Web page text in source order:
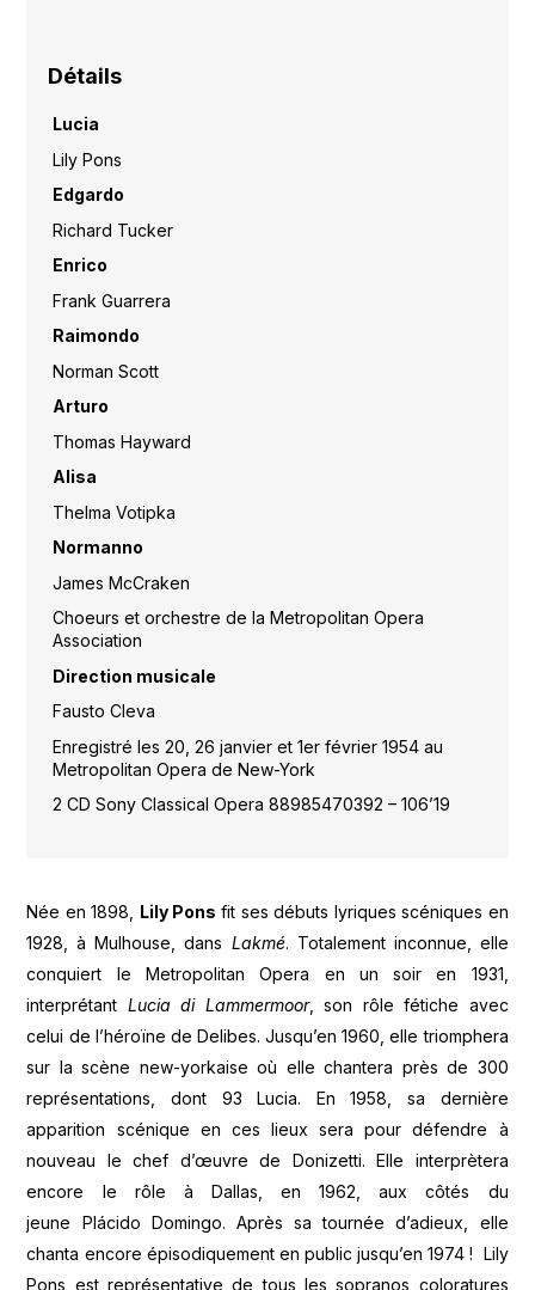
Détails
Lucia
Lily Pons
Edgardo
Richard Tucker
Enrico
Frank Guarrera
Raimondo
Norman Scott
Arturo
Thomas Hayward
Alisa
Thelma Votipka
Normanno
James McCraken
Choeurs et orchestre de la Metropolitan Opera
Association
Direction musicale
Fausto Cleva
Enregistré les 20, 26 janvier et 1er février 1954 au
Metropolitan Opera de New-York
2 CD Sony Classical Opera 88985470392 – 106’19
Née en 1898, Lily Ponsfit ses débuts lyriques scéniques en
1928, à Mulhouse, dans Lakmé. Totalement inconnue, elle
conquiert le Metropolitan Opera en un soir en 1931,
interprétant Lucia di Lammermoor, son rôle fétiche avec
celui de l’héroïne de Delibes. Jusqu’en 1960, elle triomphera
sur la scène new-yorkaise où elle chantera près de 300
représentations, dont 93 Lucia. En 1958, sa dernière
apparition scénique en ces lieux sera pour défendre à
nouveau le chef d’œuvre de Donizetti. Elle interprètera
encore le rôle à Dallas, en 1962, aux côtés du
jeune Plácido Domingo. Après sa tournée d’adieux, elle
chanta encore épisodiquement en public jusqu’en 1974 ! Lily
Pons est représentative de tous les sopranos coloratures